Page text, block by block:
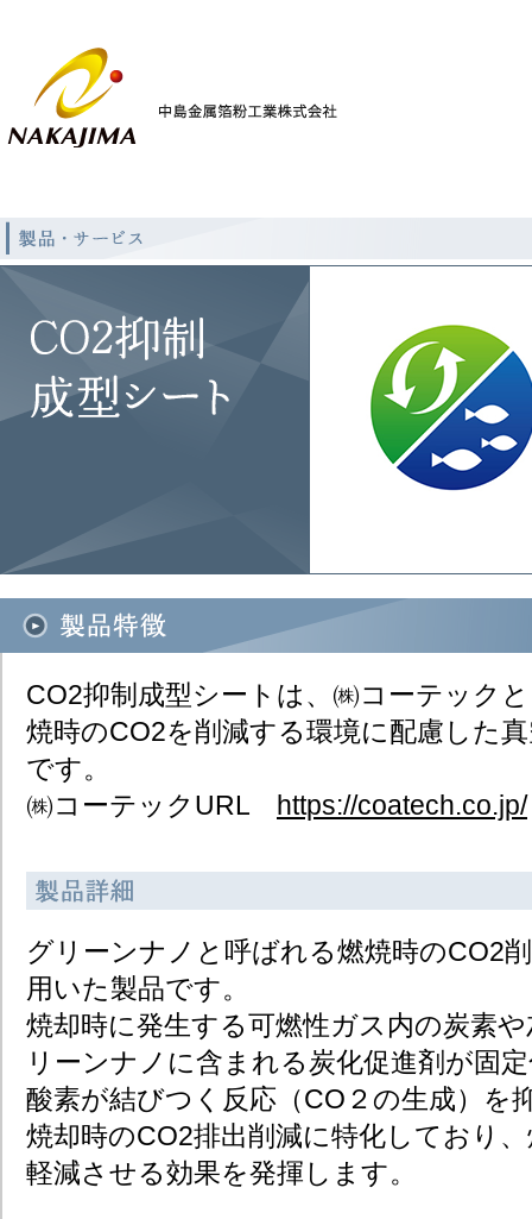
CO2抑制成型シートは、㈱コーテック
焼時のCO2を削減する環境に配慮した
です。​
㈱コーテックURL https://coatech.co.jp/​
グリーンナノと呼ばれる燃焼時のCO2
用いた製品です。​
焼却時に発生する可燃性ガス内の炭素
リーンナノに含まれる炭化促進剤が固
酸素が結びつく反応（CO２の生成）を
焼却時のCO2排出削減に特化しており
軽減させる効果を発揮します。​